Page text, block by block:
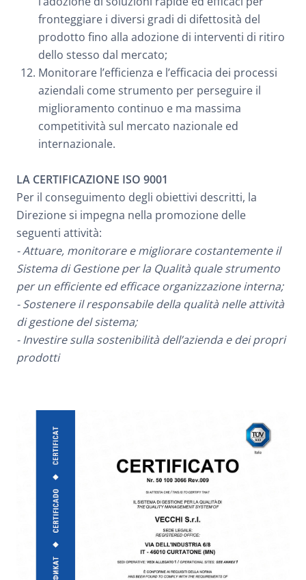
fronteggiare i diversi gradi di difettosità del
prodotto fino alla adozione di interventi di ritiro
dello stesso dal mercato;
Monitorare l’efficienza e l’efficacia dei processi
aziendali come strumento per perseguire il
miglioramento continuo e ma massima
competitività sul mercato nazionale ed
internazionale.
LA CERTIFICAZIONE ISO 9001
Per il conseguimento degli obiettivi descritti, la
Direzione si impegna nella promozione delle
seguenti attività:
- Attuare, monitorare e migliorare costantemente il
Sistema di Gestione per la Qualità quale strumento
per un efficiente ed efficace organizzazione interna;
- Sostenere il responsabile della qualità nelle attività
di gestione del sistema;
- Investire sulla sostenibilità dell’azienda e dei propri
prodotti